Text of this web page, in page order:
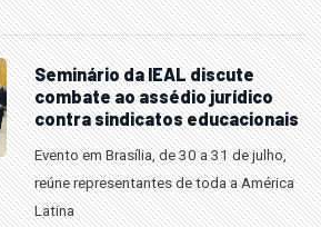
Seminário da IEAL discute
combate ao assédio jurídico
contra sindicatos educacionais
Evento em Brasília, de 30 a 31 de julho,
reúne representantes de toda a América
Latina